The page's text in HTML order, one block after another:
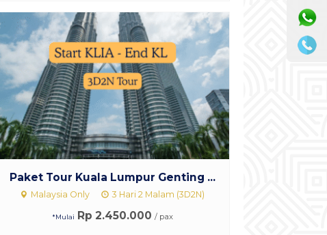
Paket Tour Kuala Lumpur Genting ...
Malaysia Only 3 Hari 2 Malam (3D2N)
*Mulai Rp 2.450.000 / pax